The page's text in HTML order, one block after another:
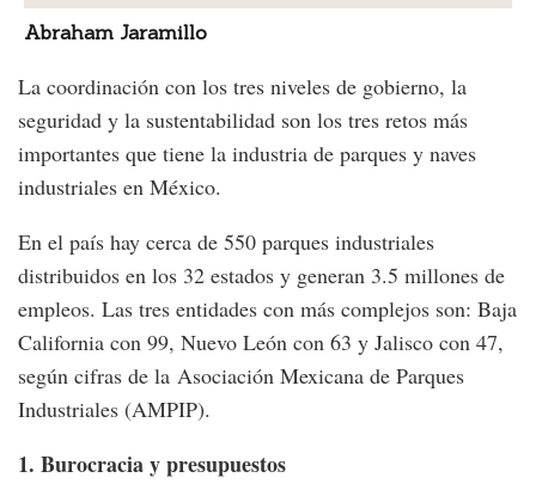
Abraham Jaramillo
La coordinación con los tres niveles de gobierno, la
seguridad y la sustentabilidad son los tres retos más
importantes que tiene la industria de parques y naves
industriales en México.
En el país hay cerca de 550 parques industriales
distribuidos en los 32 estados y generan 3.5 millones de
empleos. Las tres entidades con más complejos son: Baja
California con 99, Nuevo León con 63 y Jalisco con 47,
según cifras de la Asociación Mexicana de Parques
Industriales (AMPIP).
1. Burocracia y presupuestos